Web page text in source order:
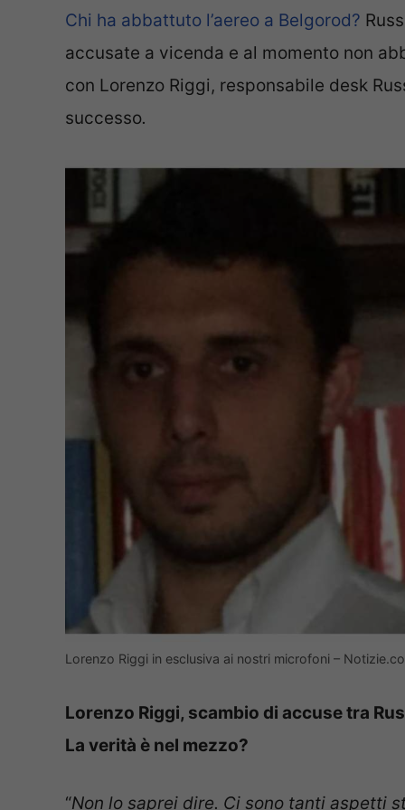
Chi ha abbattuto l’aereo a Belgorod?
accusate a vicenda e al momento non
con Lorenzo Riggi, responsabile desk
successo.
Lorenzo Riggi in esclusiva ai nostri microfoni –
Lorenzo Riggi, scambio di accuse tra
La verità è nel mezzo?
“Non lo saprei dire. Ci sono tanti aspetti